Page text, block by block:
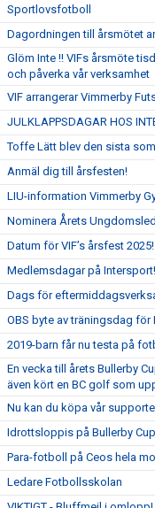
Sportlovsfotboll
Dagordningen till årsmötet
Glöm Inte !! VIFs årsmöte
och påverka vår verksamhet
VIF arrangerar Vimmerby
JULKLAPPSDAGAR HOS
Toffe Lätt blev den sista
Anmäl dig till årsfesten!
LIU-information Vimmerby
Nominera Årets
Datum för VIF’s årsfest 2025!
Medlemsdagar på Intersport!
Dags för
OBS byte av träningsdag för
2019-barn får nu testa på
En vecka till årets Bullerby
även kört en BC golf som
Nu kan du köpa vår
Idrottsloppis på Bullerby Cup
Para-fotboll på Ceos hela
Ledare Fotbollsskolan